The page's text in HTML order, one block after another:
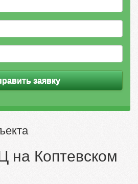
заявку
на Коптевском